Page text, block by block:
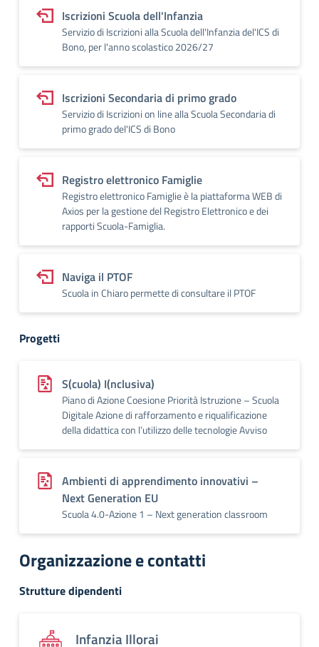
Iscrizioni Scuola dell'Infanzia
Servizio di Iscrizioni alla Scuola dell'Infanzia del'ICS di
Bono, per l'anno scolastico 2026/27
Iscrizioni Secondaria di primo grado
Servizio di Iscrizioni on line alla Scuola Secondaria di
primo grado del'ICS di Bono
Registro elettronico Famiglie
Registro elettronico Famiglie è la piattaforma WEB di
Axios per la gestione del Registro Elettronico e dei
rapporti Scuola-Famiglia.
Naviga il PTOF
Scuola in Chiaro permette di consultare il PTOF
Progetti
S(cuola) I(nclusiva)
Piano di Azione Coesione Priorità Istruzione – Scuola
Digitale Azione di rafforzamento e riqualificazione
della didattica con l’utilizzo delle tecnologie Avviso
Ambienti di apprendimento innovativi –
Next Generation EU
Scuola 4.0-Azione 1 – Next generation classroom
Organizzazione e contatti
Strutture dipendenti
Infanzia Illorai